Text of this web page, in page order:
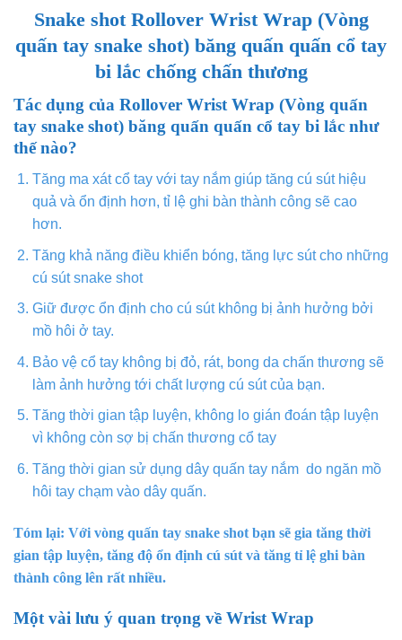
Snake shot Rollover Wrist Wrap (Vòng
quấn tay snake shot) băng quấn quấn cổ tay
bi lắc chống chấn thương
Tác dụng của Rollover Wrist Wrap (Vòng quấn
tay snake shot) băng quấn quấn cổ tay bi lắc như
thế nào?
Tăng ma xát cổ tay với tay nắm giúp tăng cú sút hiệu
quả và ổn định hơn, tỉ lệ ghi bàn thành công sẽ cao
hơn.
Tăng khả năng điều khiển bóng, tăng lực sút cho những
cú sút snake shot
Giữ được ổn định cho cú sút không bị ảnh hưởng bởi
mồ hôi ở tay.
Bảo vệ cổ tay không bị đỏ, rát, bong da chấn thương sẽ
làm ảnh hưởng tới chất lượng cú sút của bạn.
Tăng thời gian tập luyện, không lo gián đoán tập luyện
vì không còn sợ bị chấn thương cổ tay
Tăng thời gian sử dụng dây quấn tay nắm do ngăn mồ
hôi tay chạm vào dây quấn.
Tóm lại: Với vòng quấn tay snake shot bạn sẽ gia tăng thời
gian tập luyện, tăng độ ổn định cú sút và tăng tỉ lệ ghi bàn
thành công lên rất nhiều.
Một vài lưu ý quan trọng về Wrist Wrap